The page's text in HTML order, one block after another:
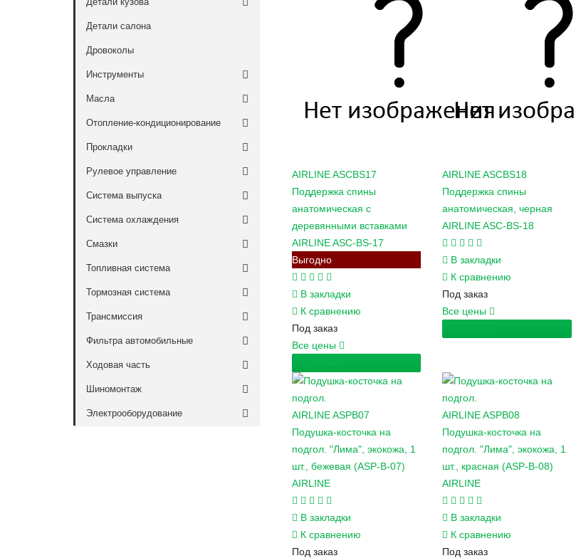
Детали кузова
Детали салона
Дровоколы
Инструменты
Масла
Отопление-кондиционирование
Прокладки
Рулевое управление
Система выпуска
Система охлаждения
Смазки
Топливная система
Тормозная система
Трансмиссия
Фильтра автомобильные
Ходовая часть
Шиномонтаж
Электрооборудование
AIRLINE ASCBS17
Поддержка спины
анатомическая с
деревянными вставками
AIRLINE ASC-BS-17
Выгодно
В закладки
К сравнению
Под заказ
Все цены
AIRLINE ASCBS18
Поддержка спины
анатомическая, черная
AIRLINE ASC-BS-18
В закладки
К сравнению
Под заказ
Все цены
AIRLINE ASPB07
Подушка-косточка на
подгол. "Лима", экокожа, 1
шт., бежевая (ASP-B-07)
AIRLINE
В закладки
К сравнению
Под заказ
AIRLINE ASPB08
Подушка-косточка на
подгол. "Лима", экокожа, 1
шт., красная (ASP-B-08)
AIRLINE
В закладки
К сравнению
Под заказ